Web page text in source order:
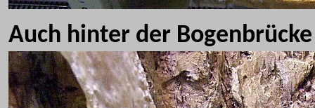
Auch hinter der